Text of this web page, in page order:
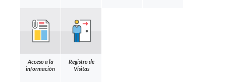
Acceso a la
información
Registro de
Visitas